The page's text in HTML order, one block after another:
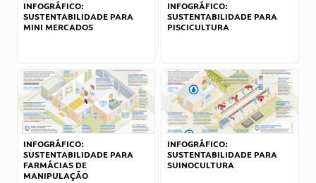
INFOGRÁFICO:
SUSTENTABILIDADE PARA
MINI MERCADOS
INFOGRÁFICO:
SUSTENTABILIDADE PARA
PISCICULTURA
INFOGRÁFICO:
SUSTENTABILIDADE PARA
FARMÁCIAS DE
MANIPULAÇÃO
INFOGRÁFICO:
SUSTENTABILIDADE PARA
SUINOCULTURA